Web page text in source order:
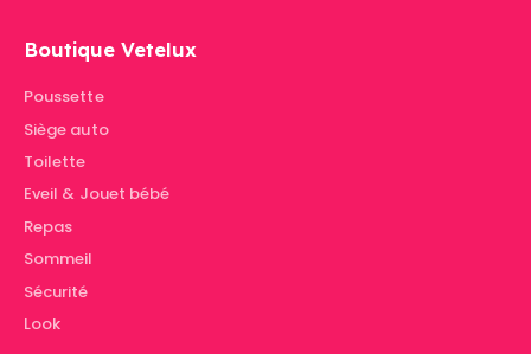
Boutique Vetelux
Poussette
Siège auto
Toilette
Eveil & Jouet bébé
Repas
Sommeil
Sécurité
Look